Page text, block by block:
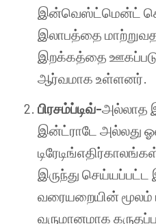
இன்வெஸ்ட்மென்ட்
இலாபத்தை
இறக்கத்தை
ஆர்வமாக உள்ளனர்.
பிரசம்ப்டிவ்-அல்லாத
இன்ட்ராடே அல்லது
இருந்து
வரையறையின் மூலம்
வருமானமாக